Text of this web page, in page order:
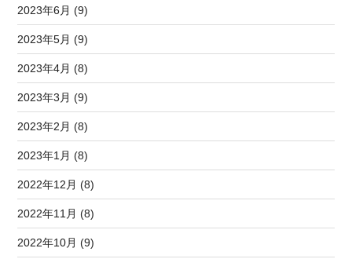
2023年6月 (9)
2023年5月 (9)
2023年4月 (8)
2023年3月 (9)
2023年2月 (8)
2023年1月 (8)
2022年12月 (8)
2022年11月 (8)
2022年10月 (9)